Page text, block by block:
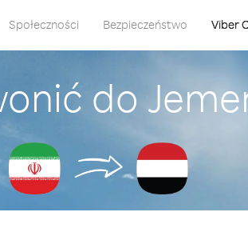
Społeczności Bezpieczeństwo Viber
do